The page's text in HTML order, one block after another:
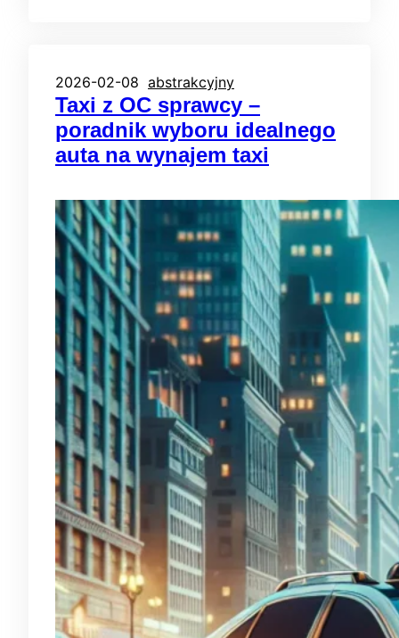
2026-02-08 abstrakcyjny
Taxi z OC sprawcy –
poradnik wyboru idealnego
auta na wynajem taxi